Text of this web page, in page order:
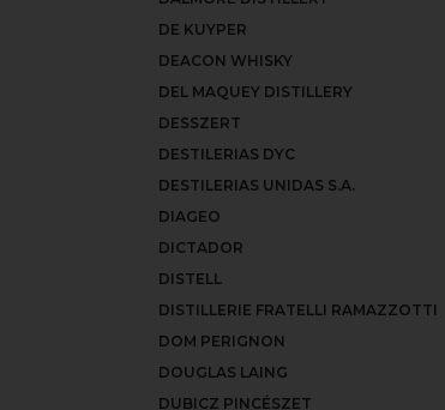
DE KUYPER
DEACON WHISKY
DEL MAQUEY DISTILLERY
DESSZERT
DESTILERIAS DYC
DESTILERIAS UNIDAS S.A.
DIAGEO
DICTADOR
DISTELL
DISTILLERIE FRATELLI RAMAZZOTTI
DOM PERIGNON
DOUGLAS LAING
DUBICZ PINCÉSZET